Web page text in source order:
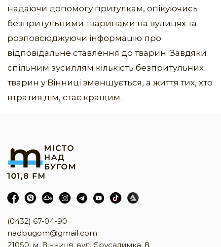
надаючи допомогу притулкам, опікуючись
безпритульними тваринами на вулицях та
розповсюджуючи інформацію про
відповідальне ставлення до тварин. Завдяки
спільним зусиллям кількість безпритульних
тварин у Вінниці зменшується, а життя тих, хто
втратив дім, стає кращим.
(0432) 67-04-90
nadbugom@gmail.com
21050, м. Вінниця, вул. Єрусалимка, 8